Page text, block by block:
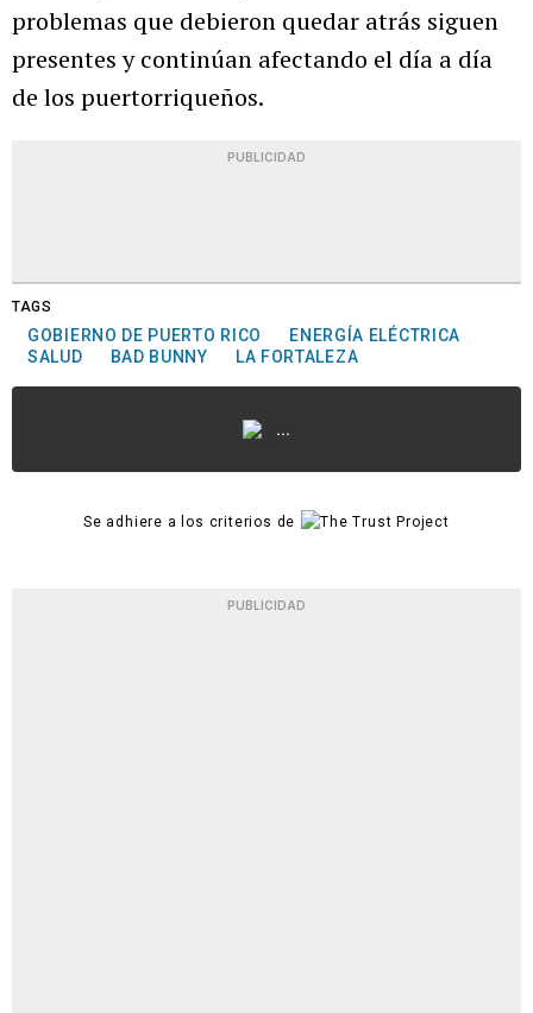
problemas que debieron quedar atrás siguen
presentes y continúan afectando el día a día
de los puertorriqueños.
PUBLICIDAD
TAGS
GOBIERNO DE PUERTO RICO
ENERGÍA ELÉCTRICA
SALUD
BAD BUNNY LA FORTALEZA
...
Se adhiere a los criterios de
PUBLICIDAD